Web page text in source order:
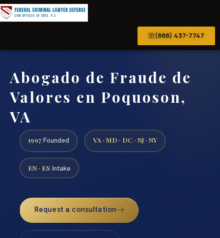
(888) 437-7747
Abogado de Fraude de
Valores en Poquoson,
VA
1997 Founded VA · MD · DC · NJ · NY
EN · ES Intake
Request a consultation